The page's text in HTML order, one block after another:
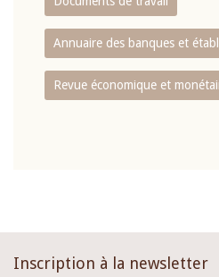
Annuaire des banques et
Revue économique et
Inscription à la newsletter